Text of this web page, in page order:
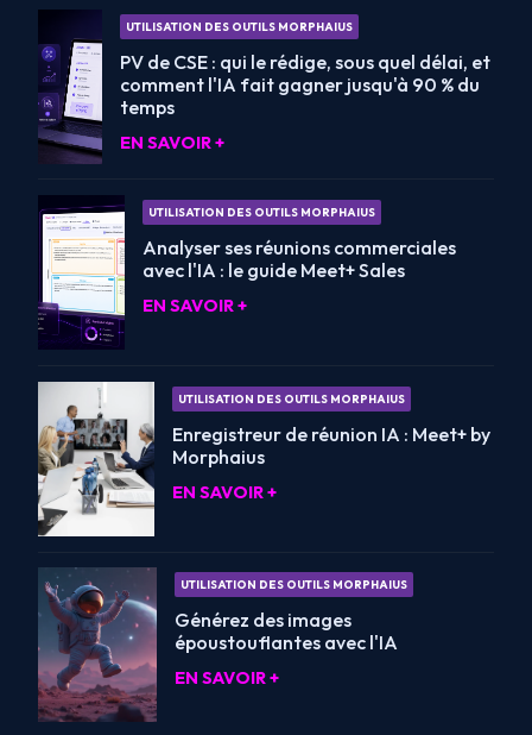
UTILISATION DES OUTILS MORPHAIUS
PV de CSE : qui le rédige, sous quel délai, et
comment l'IA fait gagner jusqu'à 90 % du
temps
EN SAVOIR +
UTILISATION DES OUTILS MORPHAIUS
Analyser ses réunions commerciales
avec l'IA : le guide Meet+ Sales
EN SAVOIR +
UTILISATION DES OUTILS MORPHAIUS
Enregistreur de réunion IA : Meet+ by
Morphaius
EN SAVOIR +
UTILISATION DES OUTILS MORPHAIUS
Générez des images
époustouflantes avec l'IA
EN SAVOIR +